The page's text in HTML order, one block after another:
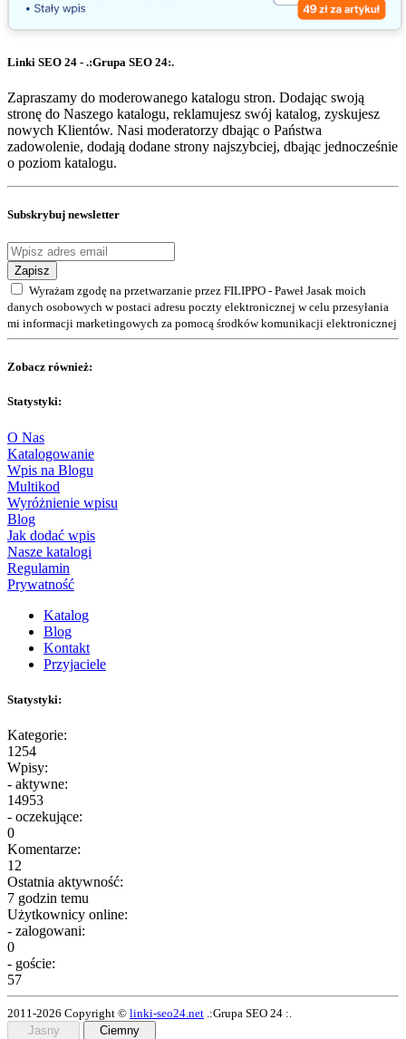
Linki SEO 24 - .:Grupa SEO 24:.
Zapraszamy do moderowanego katalogu stron. Dodając swoją
stronę do Naszego katalogu, reklamujesz swój katalog, zyskujesz
nowych Klientów. Nasi moderatorzy dbając o Państwa
zadowolenie, dodają dodane strony najszybciej, dbając jednocześnie
o poziom katalogu.
Subskrybuj newsletter
Zapisz
Wyrażam zgodę na przetwarzanie przez FILIPPO - Paweł Jasak moich
danych osobowych w postaci adresu poczty elektronicznej w celu przesyłania
mi informacji marketingowych za pomocą środków komunikacji elektronicznej
Zobacz również:
Statystyki:
O Nas
Katalogowanie
Wpis na Blogu
Multikod
Wyróżnienie wpisu
Blog
Jak dodać wpis
Nasze katalogi
Regulamin
Prywatność
Katalog
Blog
Kontakt
Przyjaciele
Statystyki:
Kategorie:
1254
Wpisy:
- aktywne:
14953
- oczekujące:
0
Komentarze:
12
Ostatnia aktywność:
7 godzin temu
Użytkownicy online:
- zalogowani:
0
- goście:
57
2011-2026 Copyright © linki-seo24.net .:Grupa SEO 24 :.
Jasny
Ciemny